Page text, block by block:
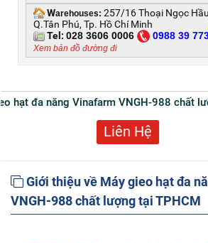
Warehouses: 257/16 Thoại Ngọc
Q.Tân Phú, Tp. Hồ Chí Minh
Tel: 028 3606 0006 0988 39
Xem bản đồ đường đi
hạt đa năng Vinafarm VNGH-988 chất
Liên Hệ
Giới thiệu về Máy gieo hạt đa
VNGH-988 chất lượng tại TPHCM